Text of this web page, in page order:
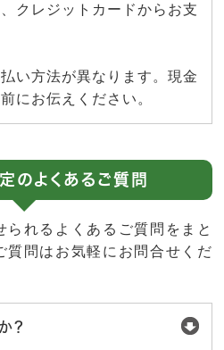
クレジットカードからお支
い方法が異なります。現金
にお伝えください。
のよくあるご質問
られるよくあるご質問をまと
質問はお気軽にお問合せくだ
？